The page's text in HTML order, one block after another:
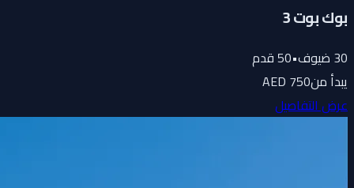
بوك بوت 3
30ضيوف•
50قدم
يبدأ من750 AED
عرض التفاصيل